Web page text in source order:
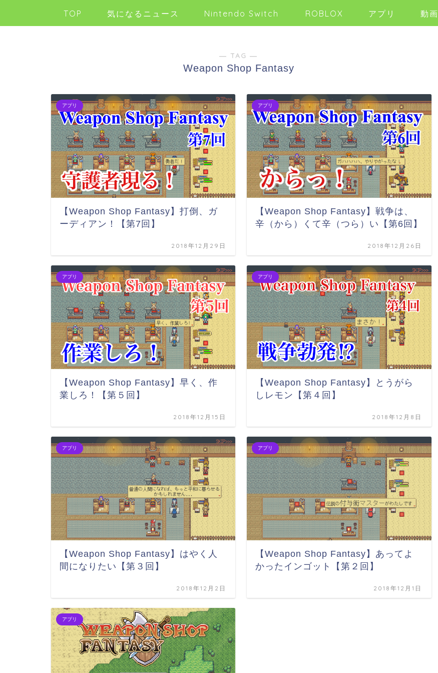
TOP 気になるニュース Nintendo Switch ROBLOX アプリ 動画
― TAG ―
Weapon Shop Fantasy
アプリ
【Weapon Shop Fantasy】打倒、ガ
ーディアン！【第7回】
2018年12月29日
アプリ
【Weapon Shop Fantasy】戦争は、
辛（から）くて辛（つら）い【第6回】
2018年12月26日
アプリ
【Weapon Shop Fantasy】早く、作
業しろ！【第５回】
2018年12月15日
アプリ
【Weapon Shop Fantasy】とうがら
しレモン【第４回】
2018年12月8日
アプリ
【Weapon Shop Fantasy】はやく人
間になりたい【第３回】
2018年12月2日
アプリ
【Weapon Shop Fantasy】あってよ
かったインゴット【第２回】
2018年12月1日
アプリ